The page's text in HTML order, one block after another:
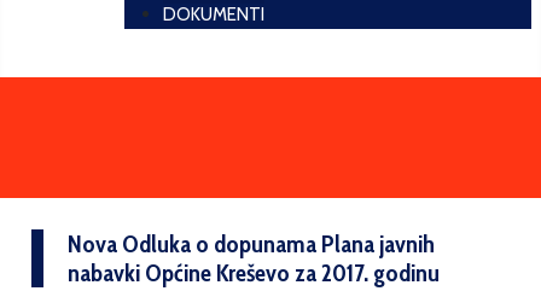
DOKUMENTI
Nova Odluka o dopunama Plana javnih
nabavki Općine Kreševo za 2017. godinu